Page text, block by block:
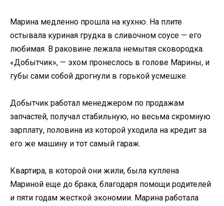
Марина медленно прошла на кухню. На плите
остывала куриная грудка в сливочном соусе — его
любимая. В раковине лежала немытая сковородка.
«Добытчик», — эхом пронеслось в голове Марины, и
губы сами собой дрогнули в горькой усмешке.
Добытчик работал менеджером по продажам
запчастей, получал стабильную, но весьма скромную
зарплату, половина из которой уходила на кредит за
его же машину и тот самый гараж.
Квартира, в которой они жили, была куплена
Мариной еще до брака, благодаря помощи родителей
и пяти годам жесткой экономии. Марина работала